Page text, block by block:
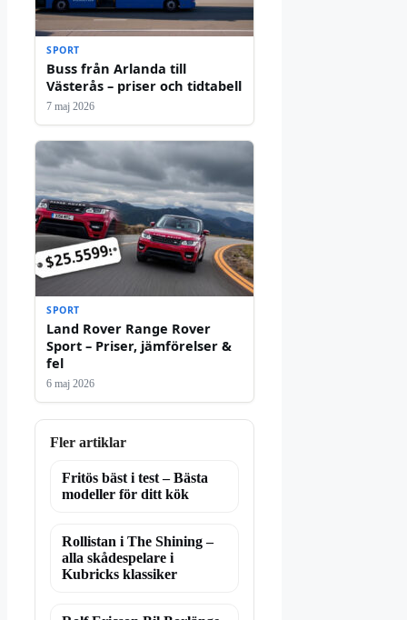
SPORT
Buss från Arlanda till
Västerås – priser och tidtabell
7 maj 2026
SPORT
Land Rover Range Rover
Sport – Priser, jämförelser &
fel
6 maj 2026
Fler artiklar
Fritös bäst i test – Bästa
modeller för ditt kök
Rollistan i The Shining –
alla skådespelare i
Kubricks klassiker